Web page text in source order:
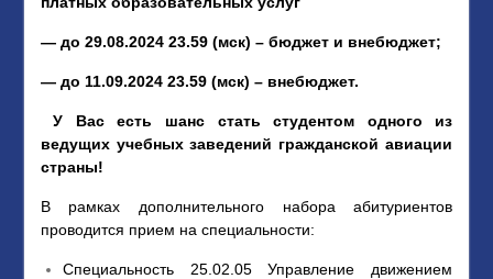
— до 29.08.2024 23.59 (мск) – бюджет и внебюджет;
— до 11.09.2024 23.59 (мск) – внебюджет.
У Вас есть шанс стать студентом одного из
ведущих учебных заведений гражданской авиации
страны!
В рамках дополнительного набора абитуриентов
проводится прием на специальности:
Специальность 25.02.05 Управление движением